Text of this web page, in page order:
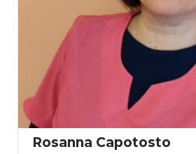
Rosanna Capotosto